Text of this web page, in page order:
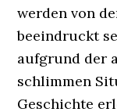
werden von
beeindruckt
aufgrund der
schlimmen
Geschichte